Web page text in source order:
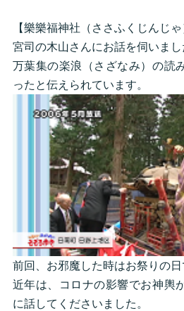
【樂樂福神社（ささふくじんじゃ
宮司の木山さんにお話を伺いまし
万葉集の楽浪（さざなみ）の読
ったと伝えられています。
前回、お邪魔した時はお祭りの日
近年は、コロナの影響でお神輿
に話してくださいました。